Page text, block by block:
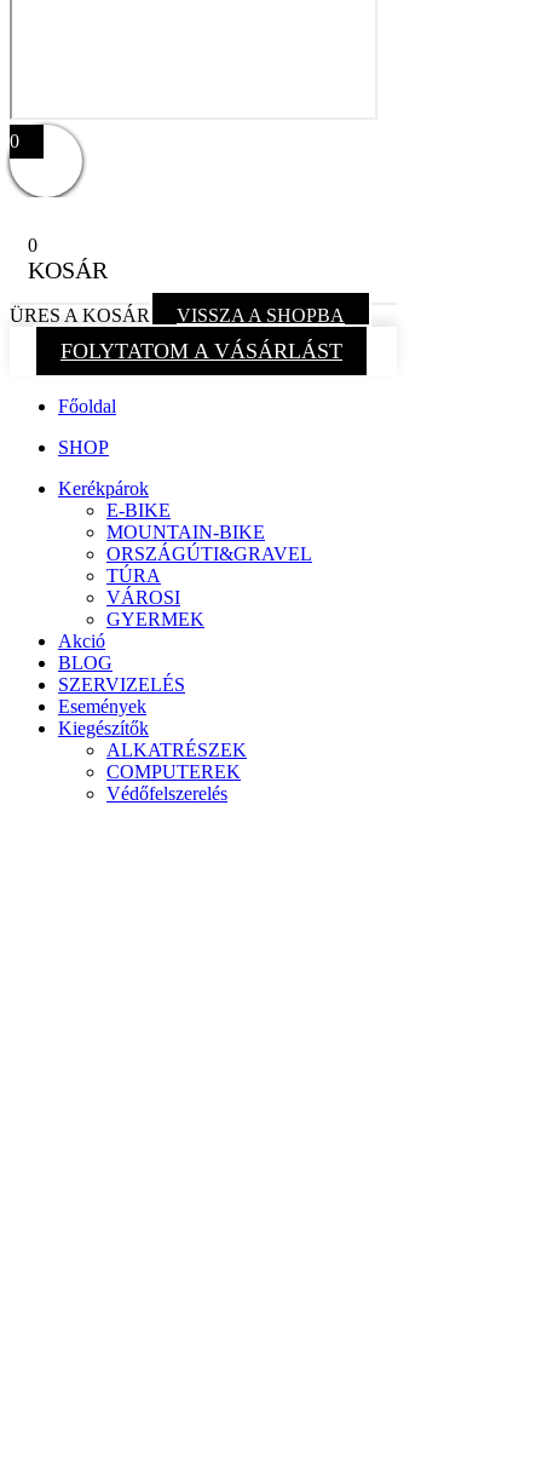
0
0
KOSÁR
ÜRES A KOSÁR VISSZA A SHOPBA
FOLYTATOM A VÁSÁRLÁST
Főoldal
SHOP
Kerékpárok
E-BIKE
MOUNTAIN-BIKE
ORSZÁGÚTI&GRAVEL
TÚRA
VÁROSI
GYERMEK
Akció
BLOG
SZERVIZELÉS
Események
Kiegészítők
ALKATRÉSZEK
COMPUTEREK
Védőfelszerelés